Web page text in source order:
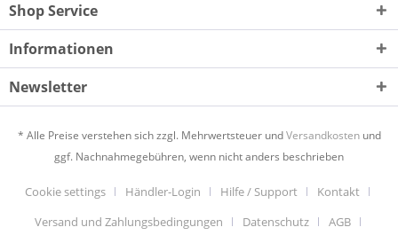
Shop Service
Informationen
Newsletter
* Alle Preise verstehen sich zzgl. Mehrwertsteuer undVersandkostenund
ggf. Nachnahmegebühren, wenn nicht anders beschrieben
Cookie settings Händler-Login Hilfe / Support
Kontakt
Versand und Zahlungsbedingungen
Datenschutz
AGB